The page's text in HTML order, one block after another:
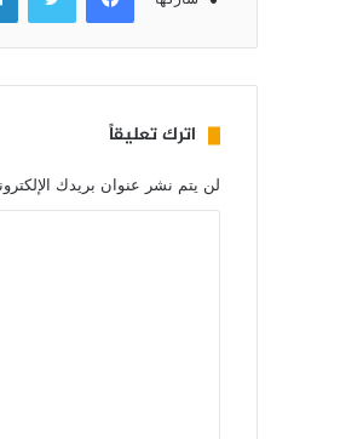
اترك تعليقاً
لن يتم نشر عنوان بريدك